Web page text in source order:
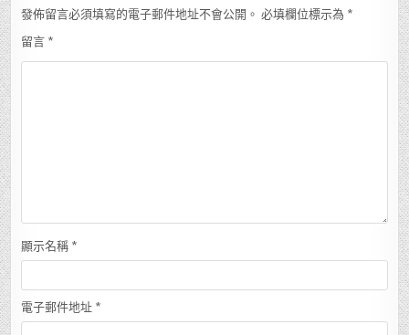
發佈留言必須填寫的電子郵件地址不會公開。 必填欄位標示為 *
留言 *
顯示名稱 *
電子郵件地址 *